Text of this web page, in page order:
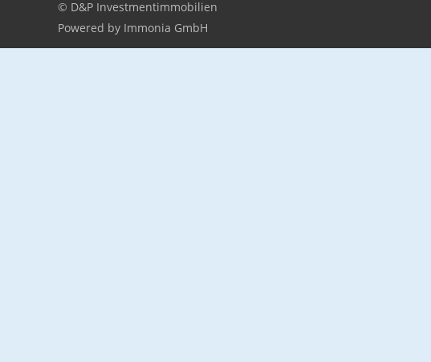
© D&P Investmentimmobilien
Powered by Immonia GmbH